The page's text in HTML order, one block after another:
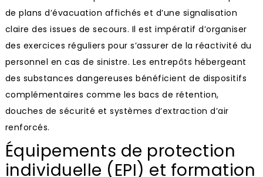
de plans d’évacuation affichés et d’une signalisation
claire des issues de secours. Il est impératif d’organiser
des exercices réguliers pour s’assurer de la réactivité du
personnel en cas de sinistre. Les entrepôts hébergeant
des substances dangereuses bénéficient de dispositifs
complémentaires comme les bacs de rétention,
douches de sécurité et systèmes d’extraction d’air
renforcés.
Équipements de protection
individuelle (EPI) et formation